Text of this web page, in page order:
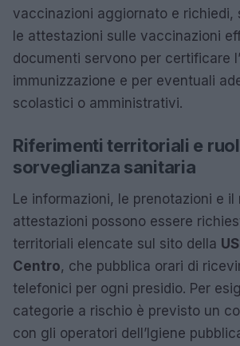
vaccinazioni aggiornato e richiedi,
le attestazioni sulle vaccinazioni
documenti servono per certificare
immunizzazione e per eventuali
scolastici o amministrativi.
Riferimenti territoriali e
sorveglianza sanitaria
Le informazioni, le prenotazioni e il
attestazioni possono essere
territoriali elencate sul sito della
Centro, che pubblica orari di
telefonici per ogni presidio. Per
categorie a rischio è previsto un
con gli operatori dell’Igiene